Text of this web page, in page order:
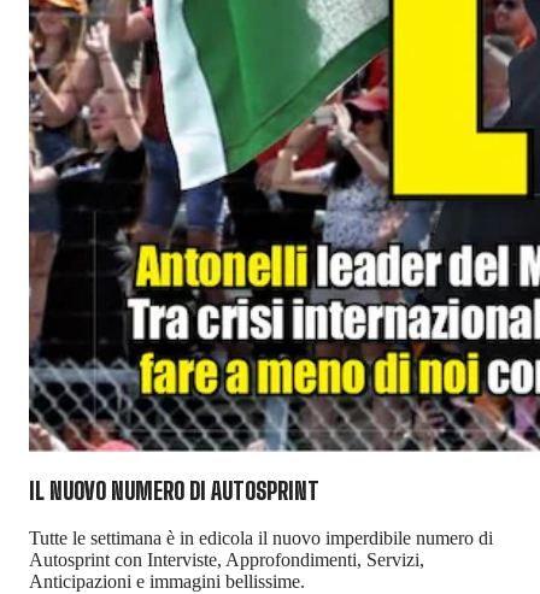
IL NUOVO NUMERO DI AUTOSPRINT
Tutte le settimana è in edicola il nuovo imperdibile numero di
Autosprint con Interviste, Approfondimenti, Servizi,
Anticipazioni e immagini bellissime.